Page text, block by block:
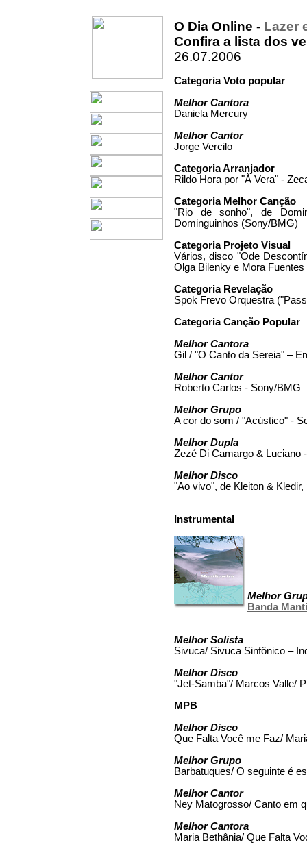
O Dia Online - Lazer
Confira a lista dos
26.07.2006
Categoria Voto popular
Melhor Cantora
Daniela Mercury
Melhor Cantor
Jorge Vercilo
Categoria Arranjador
Rildo Hora por "À Vera" -
Categoria Melhor Canção
"Rio de sonho", de
Dominguinhos (Sony/BMG)
Categoria Projeto Visual
Vários, disco "Ode
Olga Bilenky e Mora
Categoria Revelação
Spok Frevo Orquestra
Categoria Canção Popular
Melhor Cantora
Gil / "O Canto da Sereia" –
Melhor Cantor
Roberto Carlos - Sony/BMG
Melhor Grupo
A cor do som / "Acústico" -
Melhor Dupla
Zezé Di Camargo & Luciano
Melhor Disco
"Ao vivo", de Kleiton &
Instrumental
Melhor
Banda
Melhor Solista
Sivuca/ Sivuca Sinfônico –
Melhor Disco
"Jet-Samba"/ Marcos Valle/
MPB
Melhor Disco
Que Falta Você me Faz/
Melhor Grupo
Barbatuques/ O seguinte é
Melhor Cantor
Ney Matogrosso/ Canto em
Melhor Cantora
Maria Bethânia/ Que Falta